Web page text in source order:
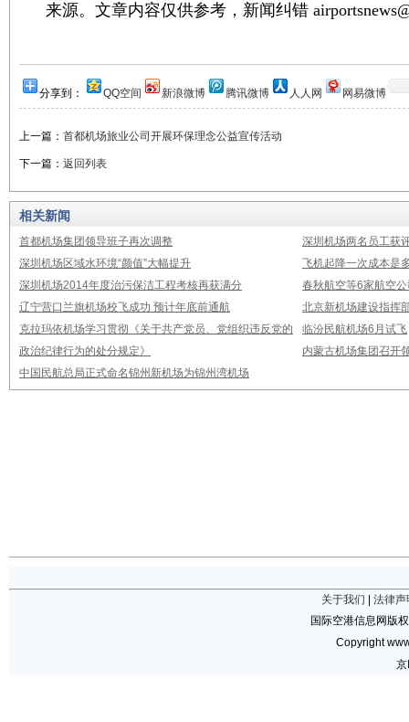
来源。文章内容仅供参考，新闻纠错
分享到： QQ空间 新浪微博 腾讯微博 人人网 网易微博
上一篇： 首都机场旅业公司开展环保理念公益宣传活动
下一篇： 返回列表
相关新闻
首都机场集团领导班子再次调整
深圳机场两名员工获
深圳机场区域水环境“颜值”大幅提升
飞机起降一次成本是
深圳机场2014年度治污保洁工程考核再获满分
春秋航空等6家航空
辽宁营口兰旗机场校飞成功 预计年底前通航
北京新机场建设指挥
克拉玛依机场学习贯彻《关于共产党员、党组织违反党的
政治纪律行为的处分规定》
临汾民航机场6月试飞
内蒙古机场集团召开
中国民航总局正式命名锦州新机场为锦州湾机场
关于我们
法律声
国际空港信息网版
Copyright